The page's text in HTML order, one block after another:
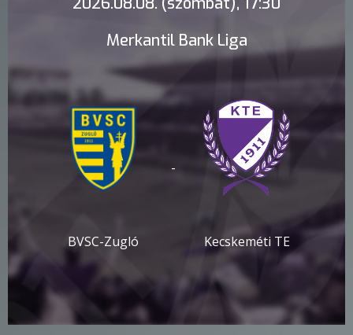
Merkantil Bank Liga
BVSC-Zugló
-
Kecskeméti TE